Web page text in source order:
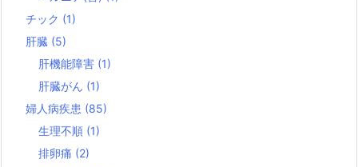
チック (1)
肝臓 (5)
肝機能障害 (1)
肝臓がん (1)
婦人病疾患 (85)
生理不順 (1)
排卵痛 (2)